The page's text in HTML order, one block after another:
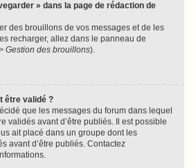
» dans la page de rédaction de
des brouillons de vos messages et de les
recharger, allez dans le panneau de
Gestion des brouillons).
être validé ?
que les messages du forum dans lequel
validés avant d’être publiés. Il est possible
ait placé dans un groupe dont les
avant d’être publiés. Contactez